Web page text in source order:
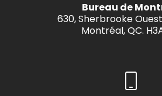
Bureau de
630, Sherbrooke
Montréal, QC.